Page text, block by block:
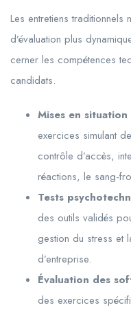
Les entretiens traditionnels
d’évaluation plus
cerner les compétences
candidats.
Mises en
exercices simulant
contrôle d’accès,
réactions, le sang-
Tests
des outils validés
gestion du stress et
d’entreprise.
Évaluation des
des exercices